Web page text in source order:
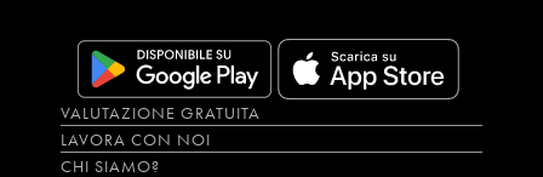
VALUTAZIONE GRATUITA
LAVORA CON NOI
CHI SIAMO?